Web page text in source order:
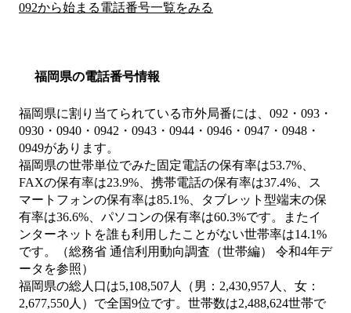
092から始まる電話番号一覧をみる
福岡県の電話番号情報
福岡県に割り当てられている市外局番には、092・093・
0930・0940・0942・0943・0944・0946・0947・0948・
0949があります。
福岡県の世帯単位でみた固定電話の保有率は53.7%、
FAXの保有率は23.9%、携帯電話の保有率は37.4%、ス
マートフォンの保有率は85.1%、タブレット型端末の保
有率は36.6%、パソコンの保有率は60.3%です。またイ
ンターネットを誰も利用したことがない世帯率は14.1%
です。（総務省 通信利用動向調査（世帯編） 令和4年デ
ータを参照）
福岡県の総人口は5,108,507人（男：2,430,957人、女：
2,677,550人）で全国9位です。世帯数は2,488,624世帯で